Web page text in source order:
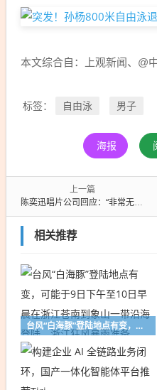
本文综合自：上观新闻、@
标签： 自由泳 男子
海报
上一篇
陈奕迅唱片公司回应：“非常无聊”，叶晓粤再发文
相关推荐
台风“白海豚”登陆地点有变，可能于9日下午至10日早晨在浙江苍南到象山一带沿海登陆，浙江狂风暴雨准备